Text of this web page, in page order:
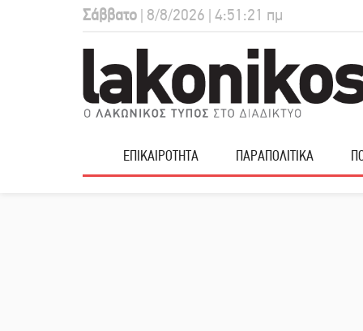
Σάββατο | 8/8/2026 | 4:51:22 πμ
ΕΠΙΚΑΙΡΟΤΗΤΑ ΠΑΡΑΠΟΛΙΤΙΚΑ